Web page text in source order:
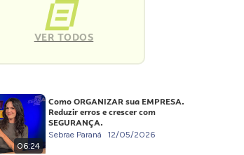
VER TODOS
06:24
Como ORGANIZAR sua EMPRESA.
Reduzir erros e crescer com
SEGURANÇA.
Sebrae Paraná 12/05/2026